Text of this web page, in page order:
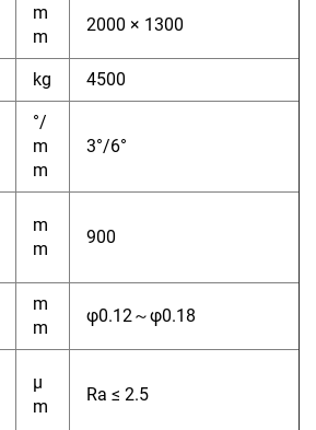
m
m
2000 × 1300
kg 4500
°/
m
m
3°/6°
m
m
900
m
m
φ0.12～φ0.18
μ
m
Ra ≤ 2.5